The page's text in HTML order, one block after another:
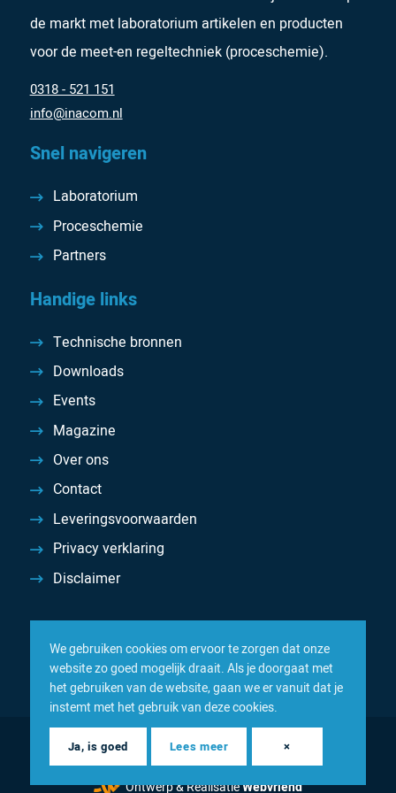
de markt met laboratorium artikelen en producten
voor de meet-en regeltechniek (proceschemie).
0318 - 521 151
info@inacom.nl
Snel navigeren
Laboratorium
Proceschemie
Partners
Handige links
Technische bronnen
Downloads
Events
Magazine
Over ons
Contact
Leveringsvoorwaarden
Privacy verklaring
Disclaimer
© 2026 Inacom — Sterk in spareparts, consumables en
componenten
Ontwerp & RealisatieWebvriend
We gebruiken cookies om ervoor te zorgen dat onze
website zo goed mogelijk draait. Als je doorgaat met
het gebruiken van de website, gaan we er vanuit dat je
instemt met het gebruik van deze cookies.
Ja, is goed Lees meer ×